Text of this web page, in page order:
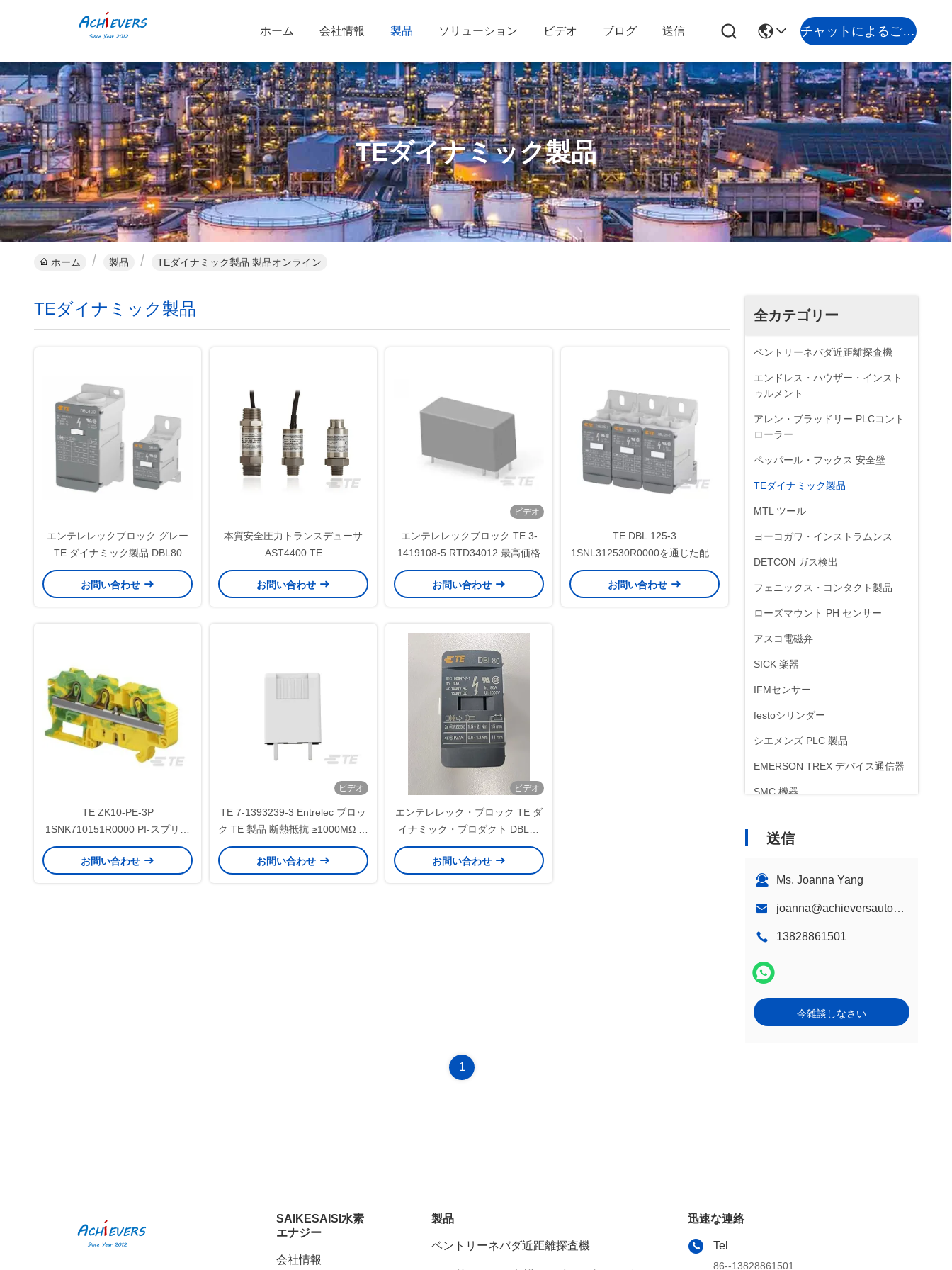
ホーム 会社情報 製品 ソリューション ビデオ ブログ 送信 チャットによるご相談
TEダイナミック製品
ホーム 製品 TEダイナミック製品 製品オンライン
全カテゴリー
ベントリーネバダ近距離探査機
エンドレス・ハウザー・インスト
ゥルメント
アレン・ブラッドリー PLCコント
ローラー
ペッパール・フックス 安全壁
TEダイナミック製品
MTL ツール
ヨーコガワ・インストラムンス
DETCON ガス検出
フェニックス・コンタクト製品
ローズマウント PH センサー
アスコ電磁弁
SICK 楽器
IFMセンサー
festoシリンダー
シエメンズ PLC 製品
EMERSON TREX デバイス通信器
SMC 機器
送信
Ms. Joanna Yang
joanna@achieversautomation.com
13828861501
今雑談しなさい
TEダイナミック製品
エンテレレックブロック グレー
TE ダイナミック製品 DBL80
1SNL308010R0000 DIN 鉄道タ
ーミナルブロック
お問い合わせ
本質安全圧力トランスデューサ
AST4400 TE
お問い合わせ
ビデオ
エンテレレックブロック TE 3-
1419108-5 RTD34012 最高価格
お問い合わせ
TE DBL 125-3
1SNL312530R0000を通じた配送
ブロック供給
お問い合わせ
TE ZK10-PE-3P
1SNK710151R0000 PI-スプリン
グ端末ブロック ブルーツ
epo_Latnepo_Latnepo_Latnepo_Latn
お問い合わせ
ビデオ
TE 7-1393239-3 Entrelec ブロッ
ク TE 製品 断熱抵抗 ≥1000MΩ 迅
速かつ簡単に設置
お問い合わせ
ビデオ
エンテレレック・ブロック TE ダ
イナミック・プロダクト DBL80
1SNL308010R0000 DIN
お問い合わせ
1
SAIKESAISI水素
エナジー
会社情報
製品
ベントリーネバダ近距離探査機
迅速な連絡
Tel
86--13828861501